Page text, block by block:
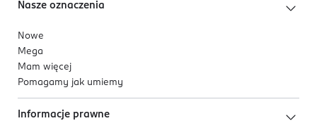
Nasze oznaczenia
Nowe
Mega
Mam więcej
Pomagamy jak umiemy
Informacje prawne